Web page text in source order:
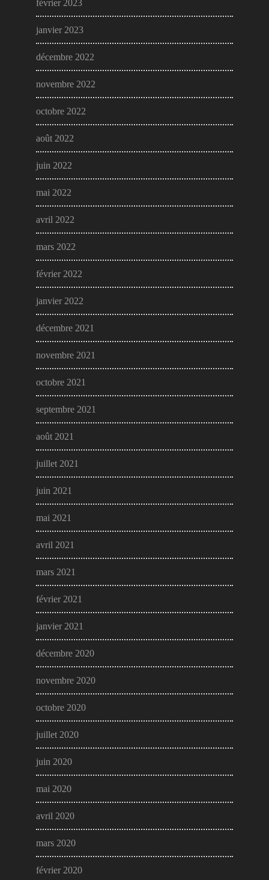
février 2023
janvier 2023
décembre 2022
novembre 2022
octobre 2022
août 2022
juin 2022
mai 2022
avril 2022
mars 2022
février 2022
janvier 2022
décembre 2021
novembre 2021
octobre 2021
septembre 2021
août 2021
juillet 2021
juin 2021
mai 2021
avril 2021
mars 2021
février 2021
janvier 2021
décembre 2020
novembre 2020
octobre 2020
juillet 2020
juin 2020
mai 2020
avril 2020
mars 2020
février 2020